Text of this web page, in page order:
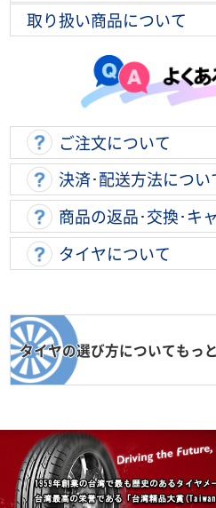
取り扱い商品について
ご注文について
決済･配送方法につい
商品の返品･交換･キ
タイヤについて
タイヤの選び方についてもっ